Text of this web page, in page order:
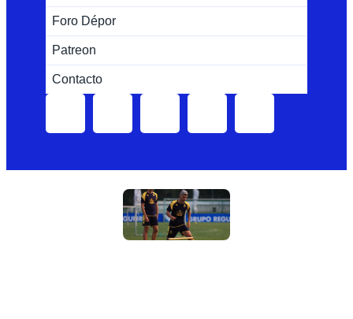
Foro Dépor
Patreon
Contacto